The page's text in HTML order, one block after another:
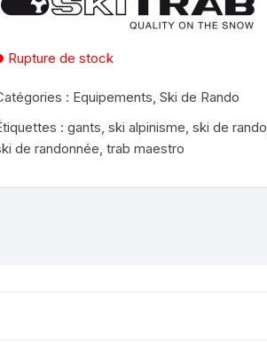
Rupture de stock
: Equipements,Ski de Rando
:gants,ski alpinisme,ski de rando
de randonnée,trab maestro